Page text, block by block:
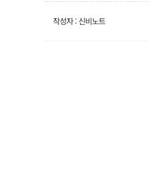
작성자 : 신비노트